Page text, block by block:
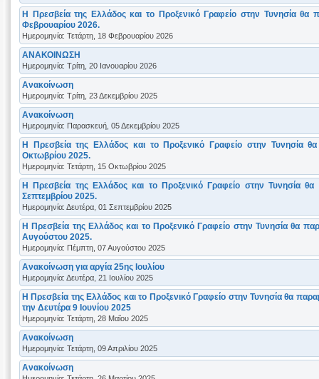
Η Πρεσβεία της Ελλάδος και το Προξενικό Γραφείο στην Τυνησία θα
Φεβρουαρίου 2026.
Ημερομηνία: Τετάρτη, 18 Φεβρουαρίου 2026
ΑΝΑΚΟΙΝΩΣΗ
Ημερομηνία: Τρίτη, 20 Ιανουαρίου 2026
Ανακοίνωση
Ημερομηνία: Τρίτη, 23 Δεκεμβρίου 2025
Aνακοίνωση
Ημερομηνία: Παρασκευή, 05 Δεκεμβρίου 2025
Η Πρεσβεία της Ελλάδος και το Προξενικό Γραφείο στην Τυνησία
Οκτωβρίου 2025.
Ημερομηνία: Τετάρτη, 15 Οκτωβρίου 2025
Η Πρεσβεία της Ελλάδος και το Προξενικό Γραφείο στην Τυνησία
Σεπτεμβρίου 2025.
Ημερομηνία: Δευτέρα, 01 Σεπτεμβρίου 2025
Η Πρεσβεία της Ελλάδος και το Προξενικό Γραφείο στην Τυνησία θα
Αυγούστου 2025.
Ημερομηνία: Πέμπτη, 07 Αυγούστου 2025
Ανακοίνωση για αργία 25ης Ιουλίου
Ημερομηνία: Δευτέρα, 21 Ιουλίου 2025
Η Πρεσβεία της Ελλάδος και το Προξενικό Γραφείο στην Τυνησία θα
την Δευτέρα 9 Ιουνίου 2025
Ημερομηνία: Τετάρτη, 28 Μαΐου 2025
Ανακοίνωση
Ημερομηνία: Τετάρτη, 09 Απριλίου 2025
Ανακοίνωση